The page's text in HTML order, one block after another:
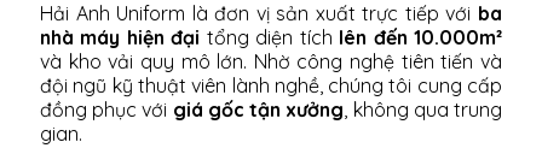
Hải Anh Uniform là đơn vị sản xuất trực tiếp với ba
nhà máy hiện đại tổng diện tích lên đến 10.000m²
và kho vải quy mô lớn. Nhờ công nghệ tiên tiến và
đội ngũ kỹ thuật viên lành nghề, chúng tôi cung cấp
đồng phục với giá gốc tận xưởng, không qua trung
gian.